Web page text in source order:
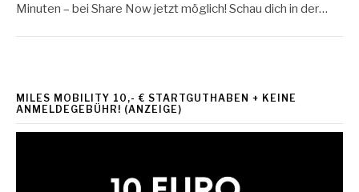
Minuten – bei Share Now jetzt möglich! Schau dich in der…
MILES MOBILITY 10,- € STARTGUTHABEN + KEINE
ANMELDEGEBÜHR! (ANZEIGE)